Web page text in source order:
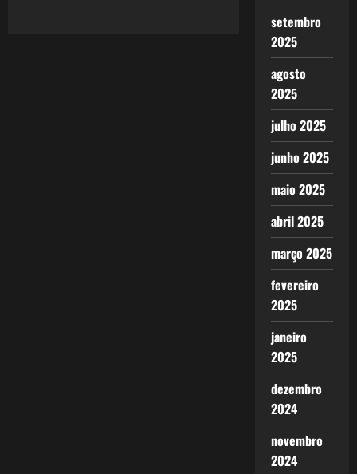
setembro
2025
agosto
2025
julho 2025
junho 2025
maio 2025
abril 2025
março 2025
fevereiro
2025
janeiro
2025
dezembro
2024
novembro
2024